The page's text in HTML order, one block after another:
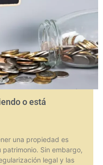
o está
una propiedad es
Sin embargo,
legal y las